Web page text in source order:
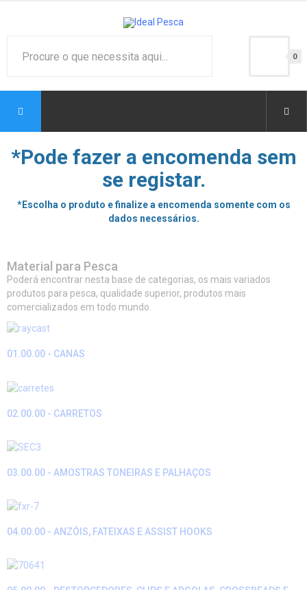
0
*Pode fazer a encomenda sem
se registar.
*Escolha o produto e finalize a encomenda somente com os
dados necessários.
Material para Pesca
Poderá encontrar nesta base de categorias, os mais variados
produtos para pesca, qualidade superior, produtos mais
comercializados em todo mundo.
01.00.00 - CANAS
02.00.00 - CARRETOS
03.00.00 - AMOSTRAS TONEIRAS E PALHAÇOS
04.00.00 - ANZÓIS, FATEIXAS E ASSIST HOOKS